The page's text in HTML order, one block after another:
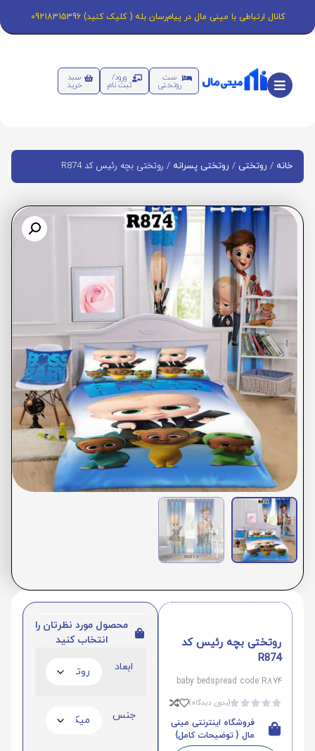
کانال ارتباطی با مینی مال در پیام‌رسان بله ( کلیک کنید) 09218315396
ست
روتختی
ورود/
ثبت نام
سبد
خرید
خانه / روتختی / روتختی پسرانه / روتختی بچه رئیس کد R874
روتختی بچه رئیس کد
R874
baby bedspread code R874




(بدون دیدگاه)
فروشگاه اینترنتی مینی
مال { توضیحات کامل}
محصول مورد نظرتان را
انتخاب کنید
ابعاد
جنس